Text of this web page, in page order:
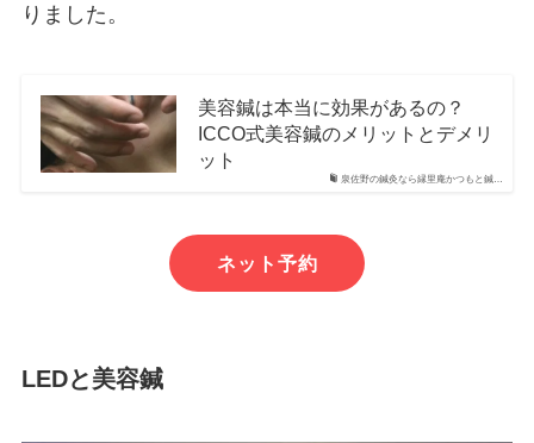
りました。
泉佐野の鍼灸なら縁里庵かつもと鍼…
美容鍼は本当に効果があるの？
ICCO式美容鍼のメリットとデメリ
ット
ネット予約
LEDと美容鍼